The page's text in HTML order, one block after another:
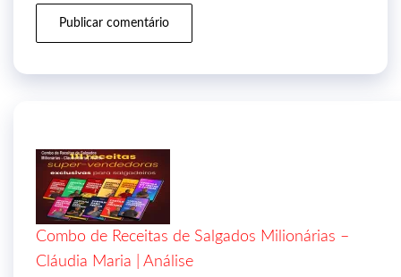
Combo de Receitas de Salgados Milionárias –
Cláudia Maria | Análise